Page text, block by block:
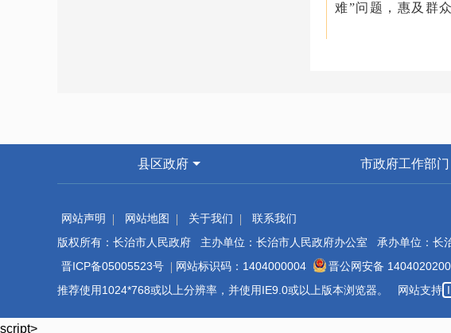
难”问题，惠及群
10小时耐心调解
任职信访局长以来
初心为民，善解
县区政府 市政府工作部门
网站声明 网站地图 关于我们
联系我们
版权所有：长治市人民政府 主办单位：长治市人民政府办公室 承办单位：长
晋ICP备05005523号
网站标识码：1404000004
晋公网安备
推荐使用1024*768或以上分辨率，并使用IE9.0或以上版本浏览器。 网站支持
script>